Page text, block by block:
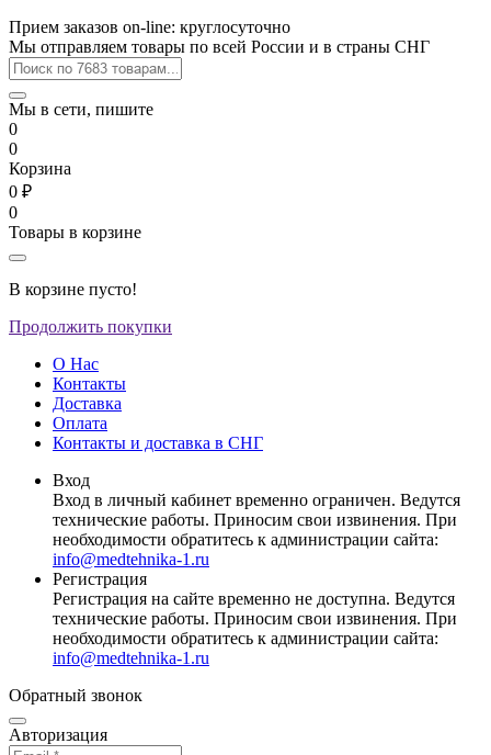
Прием заказов on-line: круглосуточно
Мы отправляем товары по всей России и в страны СНГ
Мы в сети, пишите
0
0
Корзина
0 ₽
0
Товары в корзине
В корзине пусто!
Продолжить покупки
О Нас
Контакты
Доставка
Оплата
Контакты и доставка в СНГ
Вход
Вход в личный кабинет временно ограничен. Ведутся
технические работы. Приносим свои извинения. При
необходимости обратитесь к администрации сайта:
info@medtehnika-1.ru
Регистрация
Регистрация на сайте временно не доступна. Ведутся
технические работы. Приносим свои извинения. При
необходимости обратитесь к администрации сайта:
info@medtehnika-1.ru
Обратный звонок
Авторизация